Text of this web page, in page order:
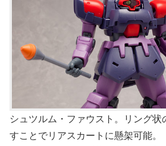
シュツルム・ファウスト。リング
すことでリアスカートに懸架可能。